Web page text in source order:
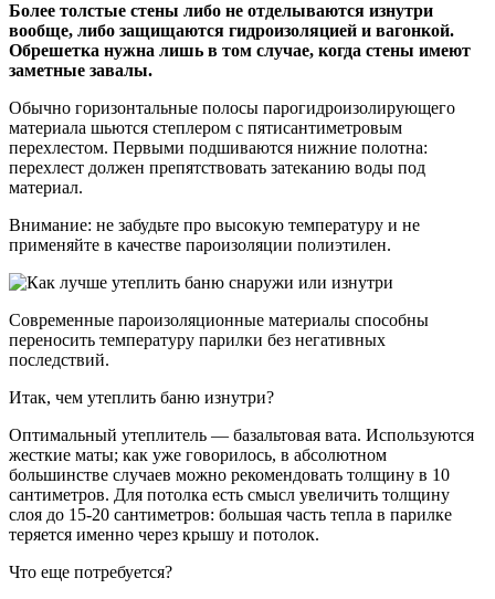
Более толстые стены либо не отделываются изнутри
вообще, либо защищаются гидроизоляцией и вагонкой.
Обрешетка нужна лишь в том случае, когда стены имеют
заметные завалы.
Обычно горизонтальные полосы парогидроизолирующего
материала шьются степлером с пятисантиметровым
перехлестом. Первыми подшиваются нижние полотна:
перехлест должен препятствовать затеканию воды под
материал.
Внимание: не забудьте про высокую температуру и не
применяйте в качестве пароизоляции полиэтилен.
Современные пароизоляционные материалы способны
переносить температуру парилки без негативных
последствий.
Итак, чем утеплить баню изнутри?
Оптимальный утеплитель — базальтовая вата. Используются
жесткие маты; как уже говорилось, в абсолютном
большинстве случаев можно рекомендовать толщину в 10
сантиметров. Для потолка есть смысл увеличить толщину
слоя до 15-20 сантиметров: большая часть тепла в парилке
теряется именно через крышу и потолок.
Что еще потребуется?